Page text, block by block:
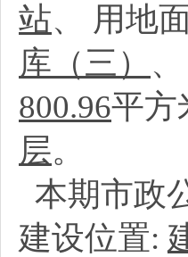
站、 用地
库（三） 、
800.96平方
层。
本期市政
建设位置: